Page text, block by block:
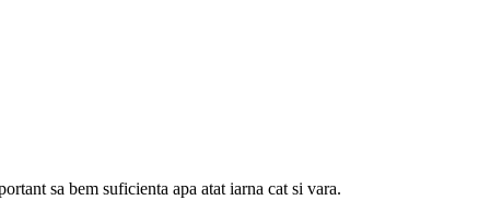
sa bem suficienta apa atat iarna cat si vara.